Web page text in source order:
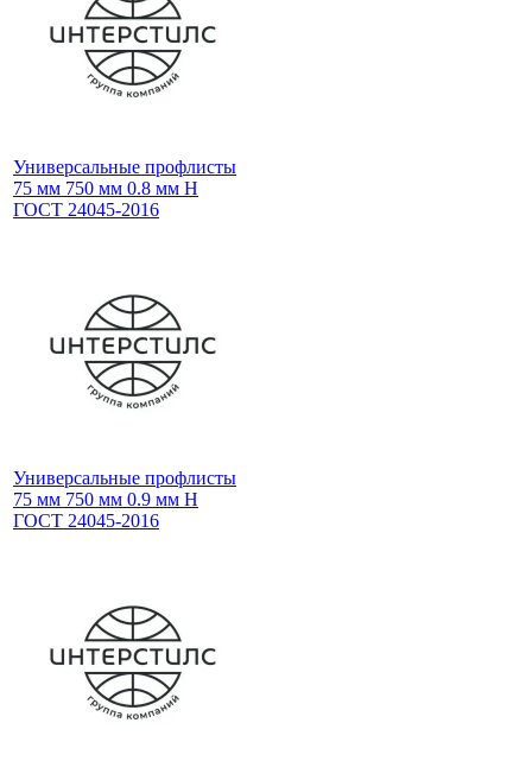
Универсальные профлисты
75 мм 750 мм 0.8 мм Н
ГОСТ 24045-2016
Универсальные профлисты
75 мм 750 мм 0.9 мм Н
ГОСТ 24045-2016